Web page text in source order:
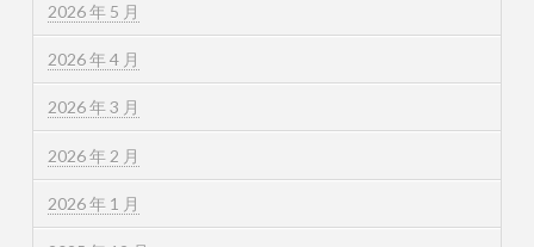
2026 年 5 月
2026 年 4 月
2026 年 3 月
2026 年 2 月
2026 年 1 月